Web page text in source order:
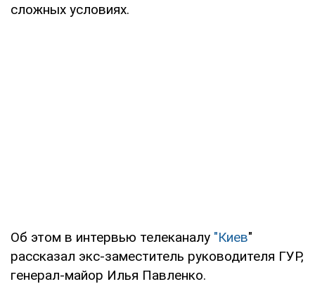
сложных условиях.
Об этом в интервью телеканалу "Киев"
рассказал экс-заместитель руководителя ГУР,
генерал-майор Илья Павленко.